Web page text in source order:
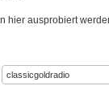
hier ausprobiert